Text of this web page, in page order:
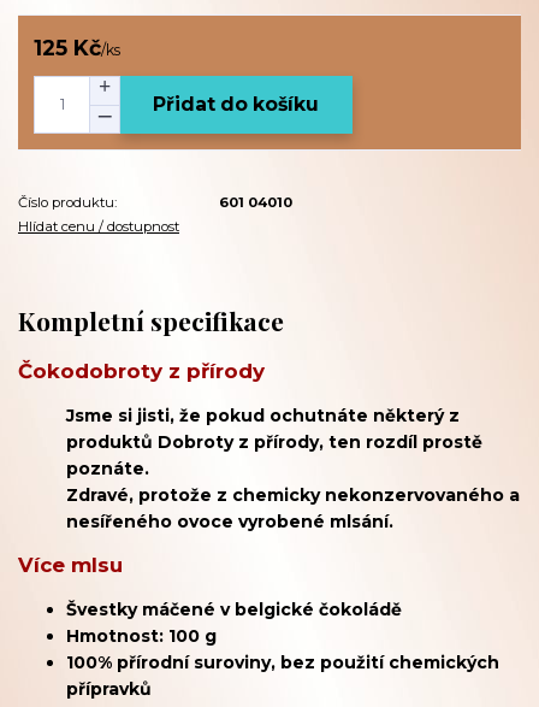
125 Kč/ks
Přidat do košíku
Číslo produktu:
601 04010
Hlídat cenu / dostupnost
Kompletní specifikace
Čokodobroty z přírody
Jsme si jisti, že pokud ochutnáte některý z
produktů Dobroty z přírody, ten rozdíl prostě
poznáte.
Zdravé, protože z chemicky nekonzervovaného a
nesířeného ovoce vyrobené mlsání.
Více mlsu
Švestky máčené v belgické čokoládě
Hmotnost: 100 g
100% přírodní suroviny, bez použití chemických
přípravků